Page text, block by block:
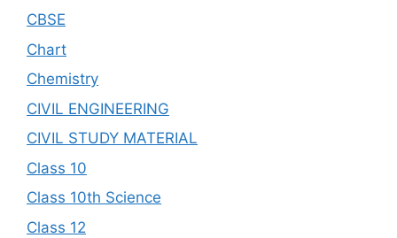
CBSE
Chart
Chemistry
CIVIL ENGINEERING
CIVIL STUDY MATERIAL
Class 10
Class 10th Science
Class 12